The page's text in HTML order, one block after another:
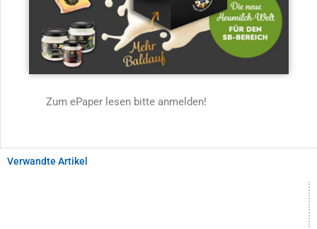
Zum ePaper lesen bitte anmelden!
Verwandte Artikel